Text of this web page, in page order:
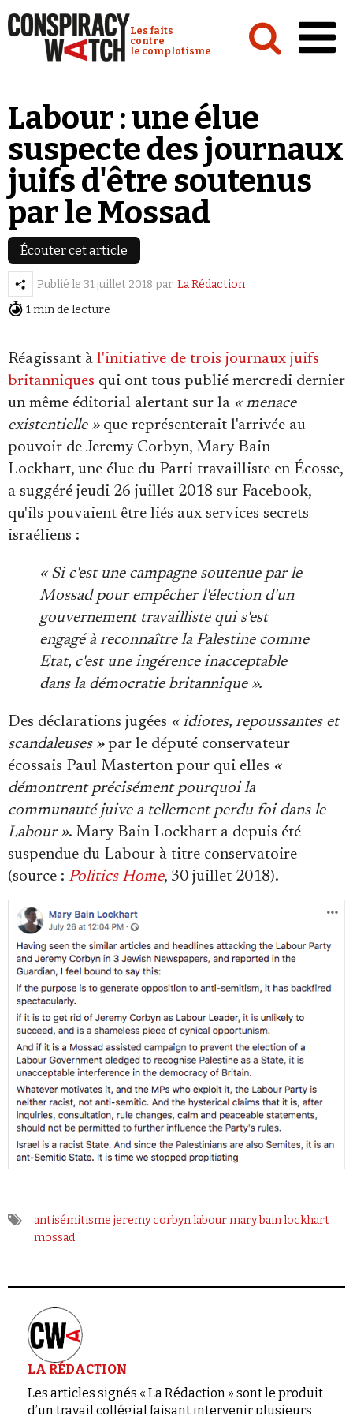
Conspiracy Watch :
Les faits
contre
le complotisme
Analyses
Conspipédia
Vidéos
Émissions
Revues de presse
Newsletter
Se connecter
Labour : une élue
suspecte des journaux
juifs d'être soutenus
par le Mossad
Écouter cet article
Publié le 31 juillet 2018 par La Rédaction
1 min de lecture
Réagissant à l'initiative de trois journaux juifs
britanniques qui ont tous publié mercredi dernier
un même éditorial alertant sur la « menace
existentielle »que représenterait l'arrivée au
pouvoir de Jeremy Corbyn, Mary Bain
Lockhart, une élue du Parti travailliste en Écosse,
a suggéré jeudi 26 juillet 2018 sur Facebook,
qu'ils pouvaient être liés aux services secrets
israéliens :
« Si c'est une campagne soutenue par le
Mossad pour empêcher l'élection d'un
gouvernement travailliste qui s'est
engagé à reconnaître la Palestine comme
Etat, c'est une ingérence inacceptable
dans la démocratie britannique ».
Des déclarations jugées « idiotes, repoussantes et
scandaleuses »par le député conservateur
écossais Paul Masterton pour qui elles «
démontrent précisément pourquoi la
communauté juive a tellement perdu foi dans le
Labour ». Mary Bain Lockhart a depuis été
suspendue du Labour à titre conservatoire
(source : Politics Home, 30 juillet 2018).
antisémitisme jeremy corbynlabourmary bain lockhart
mossad
LA RÉDACTION
Les articles signés « La Rédaction » sont le produit
d’un travail collégial faisant intervenir plusieurs